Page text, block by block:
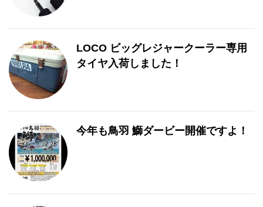
LOCO ビッグレジャークーラー専用
タイヤ入荷しました！
今年も鳥羽 鰤ダービー開催ですよ！